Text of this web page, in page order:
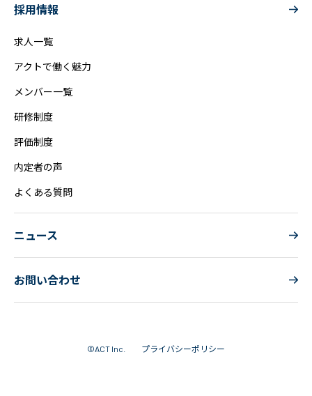
採用情報
求人一覧
アクトで働く魅力
メンバー一覧
研修制度
評価制度
内定者の声
よくある質問
ニュース
お問い合わせ
©ACT Inc. プライバシーポリシー